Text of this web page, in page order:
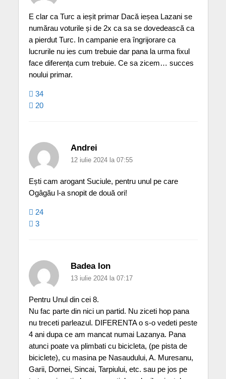
E clar ca Turc a ieșit primar Dacă ieșea Lazani se
numărau voturile și de 2x ca sa se dovedească ca
a pierdut Turc. In campanie era îngrijorare ca
lucrurile nu ies cum trebuie dar pana la urma fixul
face diferența cum trebuie. Ce sa zicem… succes
noului primar.
34
20
Andrei
12 iulie 2024 la 07:55
Ești cam arogant Suciule, pentru unul pe care
Ogâgău l-a snopit de două ori!
24
3
Badea Ion
13 iulie 2024 la 07:17
Pentru Unul din cei 8.
Nu fac parte din nici un partid. Nu ziceti hop pana
nu treceti parleazul. DIFERENTA o s-o vedeti peste
4 ani dupa ce am mancat numai Lazanya. Pana
atunci poate va plimbati cu bicicleta, (pe pista de
biciclete), cu masina pe Nasaudului, A. Muresanu,
Garii, Dornei, Sincai, Tarpiului, etc. sau pe jos pe